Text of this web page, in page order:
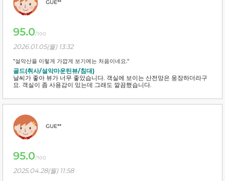
GUE**
95.0/100
2026.01.05(월) 13:32
"설악산을 이렇게 가깝게 보기에는 처음이네요."
골드(취사/설악마운틴뷰/침대)
날씨가 좋아 뷰가 너무 좋았습니다. 객실에 보이는 산전망은 웅장하더라구
요. 객실이 좀 사용감이 있는데 그래도 깔끔했습니다.
GUE**
95.0/100
2025.04.28(월) 11:58